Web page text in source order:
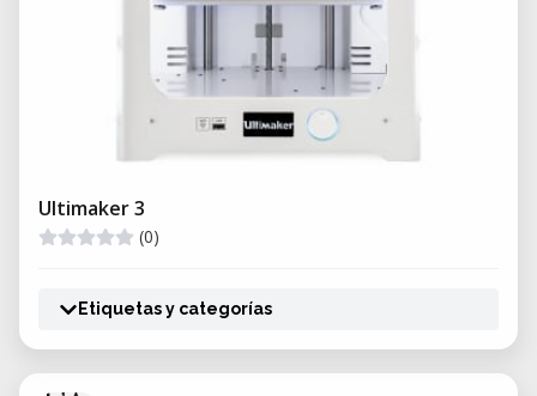
Ultimaker 3
(0)
Etiquetas y categorías